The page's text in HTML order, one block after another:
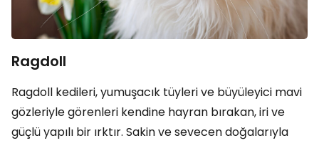
Ragdoll
Ragdoll kedileri, yumuşacık tüyleri ve büyüleyici mavi
gözleriyle görenleri kendine hayran bırakan, iri ve
güçlü yapılı bir ırktır. Sakin ve sevecen doğalarıyla